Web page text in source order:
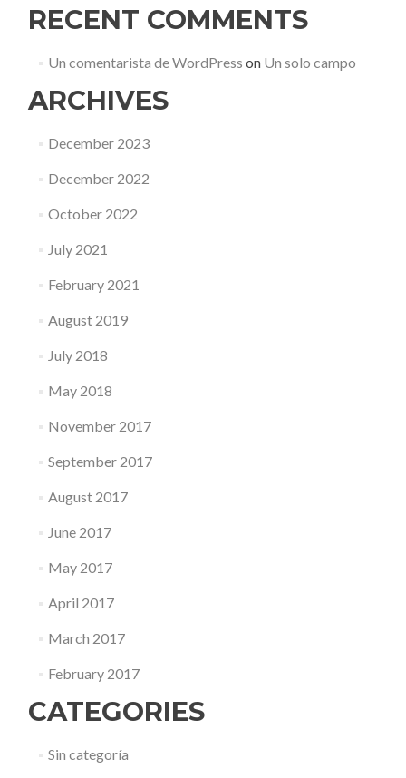
RECENT COMMENTS
Un comentarista de WordPress on Un solo campo
ARCHIVES
December 2023
December 2022
October 2022
July 2021
February 2021
August 2019
July 2018
May 2018
November 2017
September 2017
August 2017
June 2017
May 2017
April 2017
March 2017
February 2017
CATEGORIES
Sin categoría